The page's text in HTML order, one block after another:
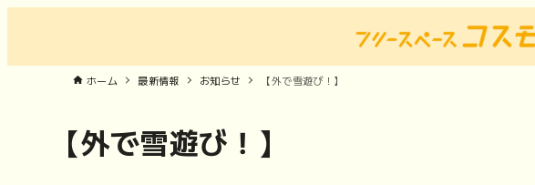
ホーム 最新情報 お知らせ 【外で雪遊び！】
【外で雪遊び！】